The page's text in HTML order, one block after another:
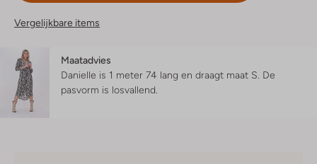
Vergelijkbare items
Maatadvies
Danielle is 1 meter 74 lang en draagt maat S. De
pasvorm is losvallend